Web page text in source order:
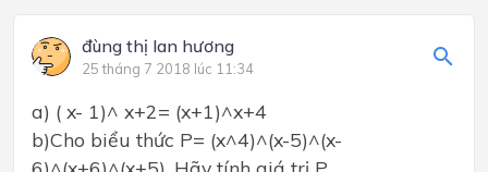
đùng thị lan hương
25 tháng 7 2018 lúc 11:34
a) ( x- 1)^ x+2= (x+1)^x+4
b)Cho biểu thức P= (x^4)^(x-5)^(x-